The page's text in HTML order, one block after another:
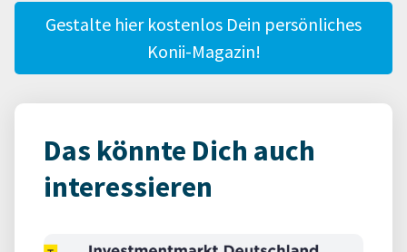
Gestalte hier kostenlos Dein persönliches
Konii-Magazin!
Das könnte Dich auch
interessieren